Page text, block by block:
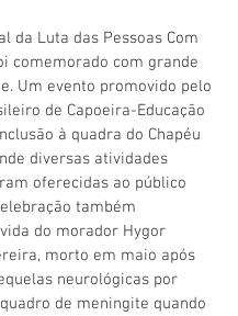
da Luta das Pessoas Com
comemorado com grande
Um evento promovido pelo
de Capoeira-Educação
à quadra do Chapéu
diversas atividades
oferecidas ao público
também
do morador Hygor
morto em maio após
neurológicas por
de meningite quando